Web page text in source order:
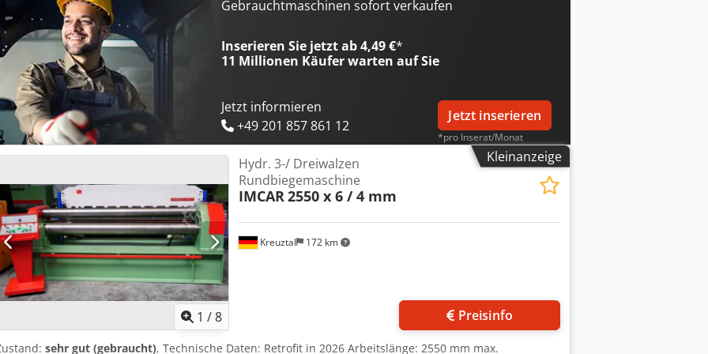
der Unterwalzen ca. 220mm Abmaße: LxBxH 4,8x1,5x1,6 Meter / Gewicht 6500Kg
Gebrauchtmaschinen sofort verkaufen
Inserieren Sie jetzt ab 4,49 €*
11 Millionen Käufer warten auf Sie
Jetzt informieren
+49 201 857 861 12
Jetzt inserieren
*pro Inserat/Monat
Kleinanzeige
1 /8
Kreuztal 172 km
Hydr. 3-/ Dreiwalzen
Rundbiegemaschine
IMCAR 2550 x 6 / 4 mm
Preisinfo
sehr gut (gebraucht), Technische Daten: Retrofit in 2026 Arbeitslänge: 2550 mm max.